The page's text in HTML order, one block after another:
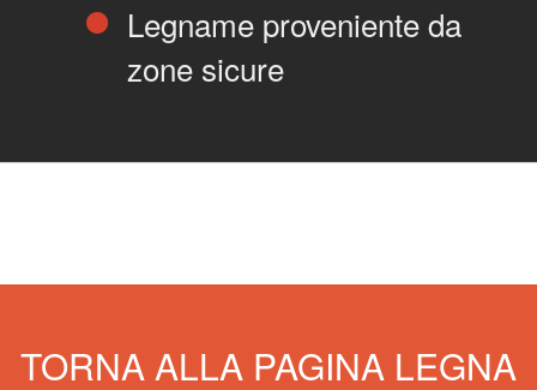
Legname proveniente da
zone sicure
TORNA ALLA PAGINA LEGNA